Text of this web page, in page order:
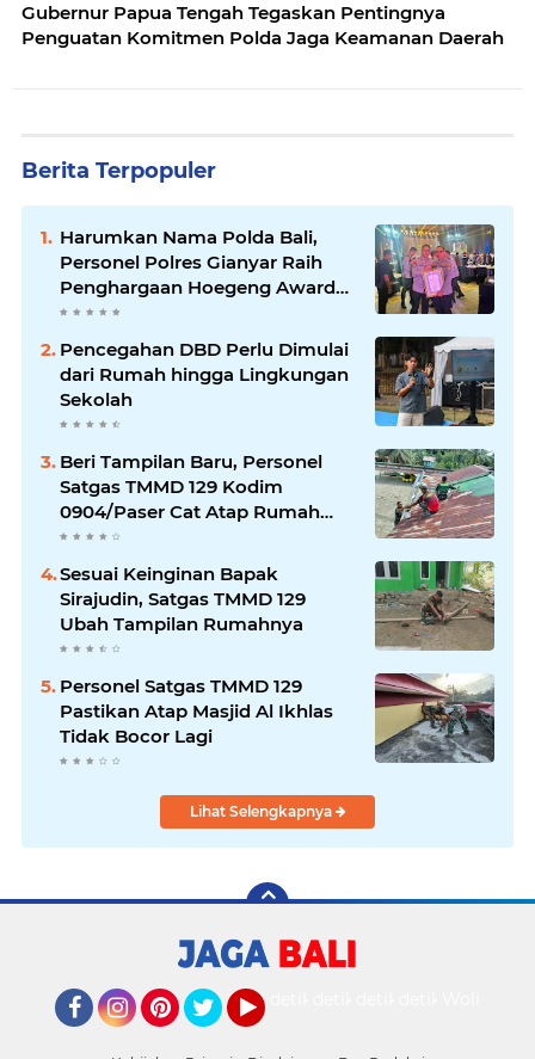
Gubernur Papua Tengah Tegaskan Pentingnya
Penguatan Komitmen Polda Jaga Keamanan Daerah
Berita Terpopuler
Harumkan Nama Polda Bali,
Personel Polres Gianyar Raih
Penghargaan Hoegeng Awards
2026
Pencegahan DBD Perlu Dimulai
dari Rumah hingga Lingkungan
Sekolah
Beri Tampilan Baru, Personel
Satgas TMMD 129 Kodim
0904/Paser Cat Atap Rumah
Marbot
Sesuai Keinginan Bapak
Sirajudin, Satgas TMMD 129
Ubah Tampilan Rumahnya
Personel Satgas TMMD 129
Pastikan Atap Masjid Al Ikhlas
Tidak Bocor Lagi
Lihat Selengkapnya